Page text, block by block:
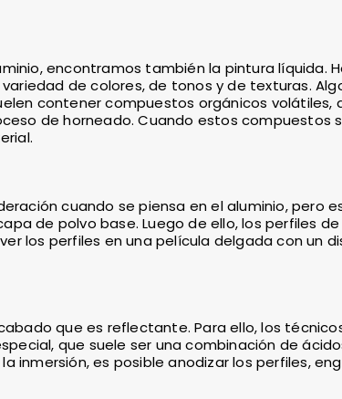
encontramos también la pintura líquida.
de colores, de tonos y de texturas.
contener compuestos orgánicos volátiles,
de horneado. Cuando estos compuestos
cuando se piensa en el aluminio, pero
de polvo base. Luego de ello, los perfiles
los perfiles en una película delgada con un
que es reflectante. Para ello, los
que suele ser una combinación de
inmersión, es posible anodizar los perfiles,